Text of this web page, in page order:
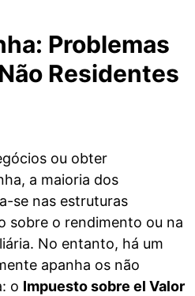
Problemas
Residentes
ou obter
a maioria dos
se nas estruturas
sobre o rendimento ou na
No entanto, há um
apanha os não
o Impuesto sobre el Valor